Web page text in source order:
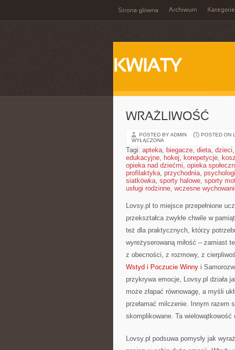
Strona główna Archiwum Kategorie
KWIATY
WRAŻLIWOŚĆ
POSTED BY ADMIN POSTED ON
WYŁĄCZONA
Tagi: apteka, biegacze, dieta, dzieci,
edukacyjne, hokej, korepetycje,
opieka nad dziećmi, opieka
profilaktyka, przychodnia,
siatkówka, sporty halowe, sporty
usługi rodzinne, wczesne
Lovsy.pl to miejsce przepełnione
przekształca zwykłe chwile w
też dla praktycznych, którzy
wyreżyserowaną miłość – zamiast
z obecności, z rozmowy, z
Wstyd i Poczucie Winny i
przykrywa emocje, Lovsy.pl działa
może złapać równowagę, a myśli
przełamać milczenie. Innym razem
skomplikowane. Ta
Lovsy.pl podsuwa pomysły jak